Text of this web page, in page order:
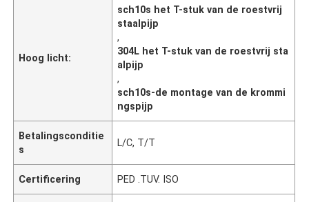
Hoog licht:
sch10s het T-stuk van de roestvrij
staalpijp
,
304L het T-stuk van de roestvrij sta
alpijp
,
sch10s-de montage van de krommi
ngspijp
Betalingsconditie
s
L/C, T/T
Certificering PED .TUV. ISO